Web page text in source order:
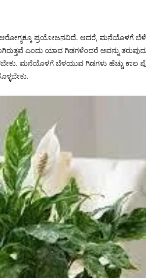
ಆರೋಗ್ಯಕ್ಕೂ ಪ್ರಯೋಜನವಿದೆ. ಆದರೆ, ಮನೆಯೊಳಗೆ
ಎಂದು ಯಾವ ಗಿಡಗಳೆಂದರೆ ಅವನ್ನು
ಮನೆಯೊಳಗೆ ಬೆಳಯುವ ಗಿಡಗಳು ಹೆಚ್ಚು ಕಾಲ